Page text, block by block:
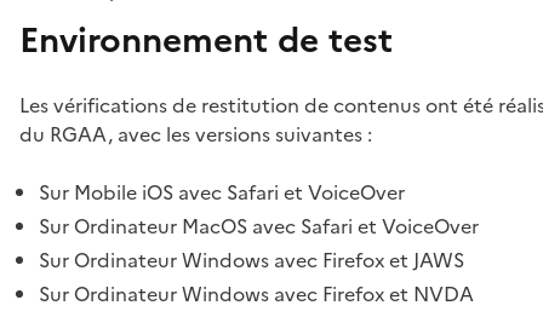
Environnement de test
Les vérifications de restitution de contenus ont été
du RGAA, avec les versions suivantes :
Sur Mobile iOS avec Safari et VoiceOver
Sur Ordinateur MacOS avec Safari et VoiceOver
Sur Ordinateur Windows avec Firefox et JAWS
Sur Ordinateur Windows avec Firefox et NVDA